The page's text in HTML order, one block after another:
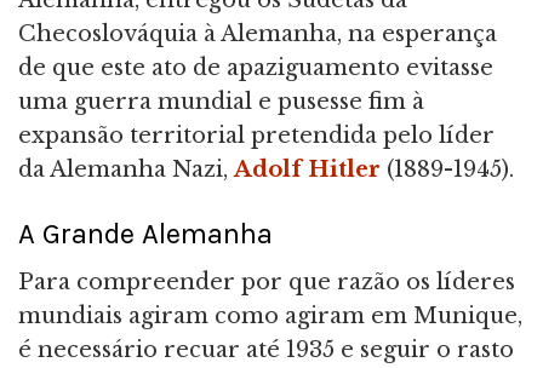
Checoslováquia à Alemanha, na esperança
de que este ato de apaziguamento evitasse
uma guerra mundial e pusesse fim à
expansão territorial pretendida pelo líder
da Alemanha Nazi,Adolf Hitler (1889-1945).
A Grande Alemanha
Para compreender por que razão os líderes
mundiais agiram como agiram em Munique,
é necessário recuar até 1935 e seguir o rasto